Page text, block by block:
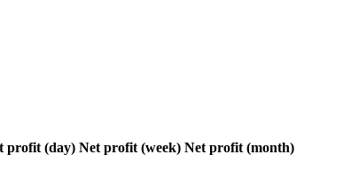
profit (day) Net profit (week) Net profit (month)